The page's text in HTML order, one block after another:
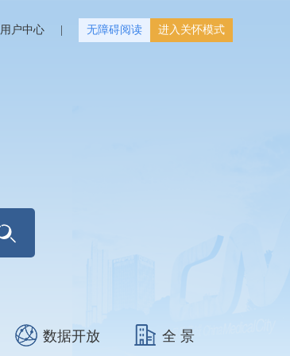
进入关怀模式
无障碍阅读
用户中心
数据开放 全 景